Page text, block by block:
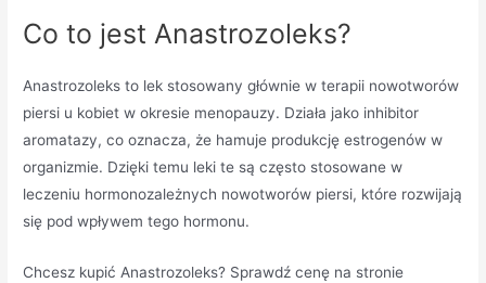
Co to jest Anastrozoleks?
Anastrozoleks to lek stosowany głównie w terapii nowotworów
piersi u kobiet w okresie menopauzy. Działa jako inhibitor
aromatazy, co oznacza, że hamuje produkcję estrogenów w
organizmie. Dzięki temu leki te są często stosowane w
leczeniu hormonozależnych nowotworów piersi, które rozwijają
się pod wpływem tego hormonu.
Chcesz kupić Anastrozoleks? Sprawdź cenę na stronie